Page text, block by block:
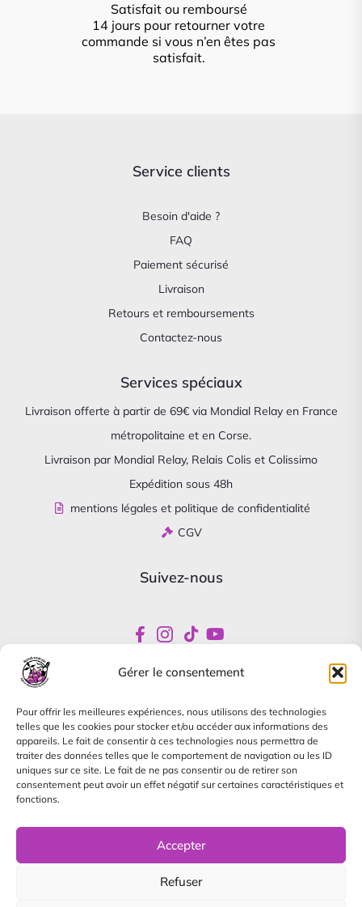
Gérer le consentement
Pour offrir les meilleures expériences, nous utilisons des technologies
telles que les cookies pour stocker et/ou accéder aux informations des
appareils. Le fait de consentir à ces technologies nous permettra de
traiter des données telles que le comportement de navigation ou les ID
uniques sur ce site. Le fait de ne pas consentir ou de retirer son
consentement peut avoir un effet négatif sur certaines caractéristiques et
fonctions.
Accepter
Refuser
Satisfait ou remboursé
14 jours pour retourner votre
commande si vous n’en êtes pas
satisfait.
Service clients
Besoin d'aide ?
FAQ
Paiement sécurisé
Livraison
Retours et remboursements
Contactez-nous
Services spéciaux
Livraison offerte à partir de 69€ via Mondial Relay en France
métropolitaine et en Corse.
Livraison par Mondial Relay, Relais Colis et Colissimo
Expédition sous 48h
mentions légales et politique de confidentialité
CGV
Suivez-nous
Newsletter
Abonnez-vous pour être informés de nos offres
spéciales
tout moment.